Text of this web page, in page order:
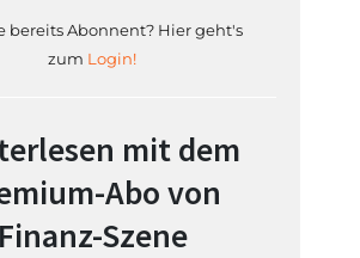
bereits Abonnent? Hier geht's
zum Login!
mit dem
Abo von
Finanz-Szene